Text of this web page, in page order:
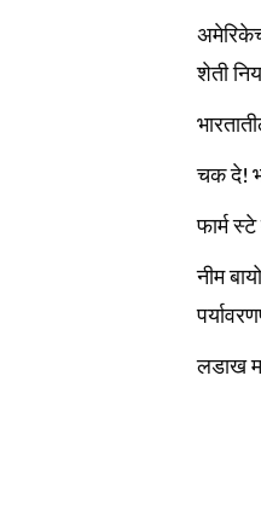
शेती
चक दे!
फार्म
नीम
लडाख